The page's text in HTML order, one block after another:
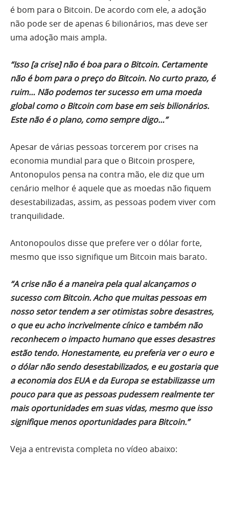
é bom para o Bitcoin. De acordo com ele, a adoção
não pode ser de apenas 6 bilionários, mas deve ser
uma adoção mais ampla.
“Isso [a crise] não é boa para o Bitcoin. Certamente
não é bom para o preço do Bitcoin. No curto prazo, é
ruim… Não podemos ter sucesso em uma moeda
global como o Bitcoin com base em seis bilionários.
Este não é o plano, como sempre digo…”
Apesar de várias pessoas torcerem por crises na
economia mundial para que o Bitcoin prospere,
Antonopulos pensa na contra mão, ele diz que um
cenário melhor é aquele que as moedas não fiquem
desestabilizadas, assim, as pessoas podem viver com
tranquilidade.
Antonopoulos disse que prefere ver o dólar forte,
mesmo que isso signifique um Bitcoin mais barato.
“A crise não é a maneira pela qual alcançamos o
sucesso com Bitcoin. Acho que muitas pessoas em
nosso setor tendem a ser otimistas sobre desastres,
o que eu acho incrivelmente cínico e também não
reconhecem o impacto humano que esses desastres
estão tendo. Honestamente, eu preferia ver o euro e
o dólar não sendo desestabilizados, e eu gostaria que
a economia dos EUA e da Europa se estabilizasse um
pouco para que as pessoas pudessem realmente ter
mais oportunidades em suas vidas, mesmo que isso
signifique menos oportunidades para Bitcoin.”
Veja a entrevista completa no vídeo abaixo: